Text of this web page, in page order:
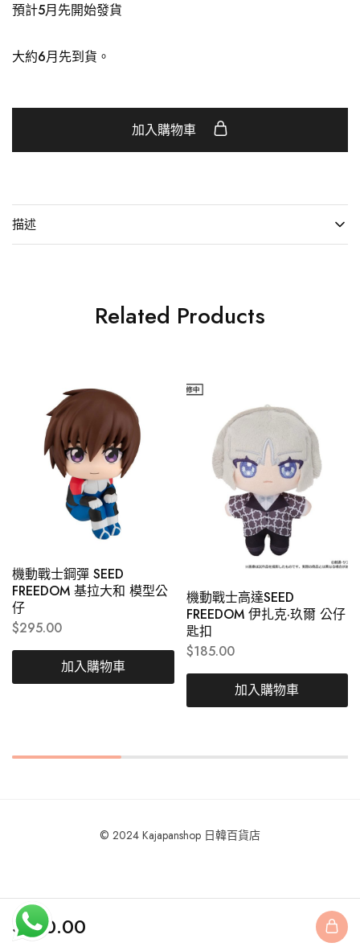
預計5月先開始發貨
大約6月先到貨。
加入購物車
描述
Related Products
機動戰士鋼彈 SEED
FREEDOM 基拉大和 模型公
仔
$295.00
加入購物車
機動戰士高達SEED
FREEDOM 伊扎克·玖爾 公仔
匙扣
$185.00
加入購物車
© 2024 Kajapanshop 日韓百貨店
$160.00